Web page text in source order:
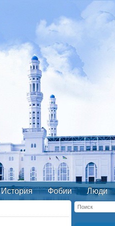
История Фобии Люди